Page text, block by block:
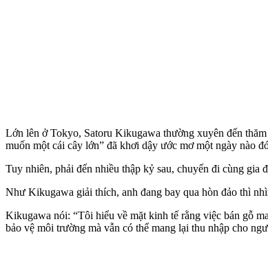
Lớn lên ở Tokyo, Satoru Kikugawa thường xuyên đến
muốn một cái cây lớn” đã khơi dậy ước mơ một ngày nào
Tuy nhiên, phải đến nhiều thập kỷ sau, chuyến đi cùng
Như Kikugawa giải thích, anh đang bay qua hòn đảo thì
Kikugawa nói: “Tôi hiểu về mặt kinh tế rằng việc bán gỗ
bảo vệ môi trường mà vẫn có thể mang lại thu nhập cho